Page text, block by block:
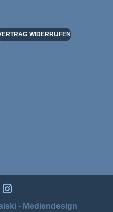
WIDERRUFEN
- Mediendesign